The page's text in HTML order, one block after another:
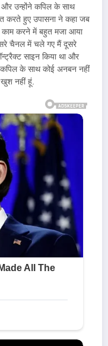
उन्होंने कपिल के साथ
करते हुए उपासना ने कहा जब
काम करने में बहुत मजा आया
चैनल में चले गए मैं दूसरे
साइन किया था और
के साथ कोई अनबन नहीं
नहीं हूं.